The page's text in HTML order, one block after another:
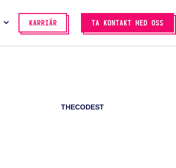
KARRIÄR TA KONTAKT MED OSS
THECODEST